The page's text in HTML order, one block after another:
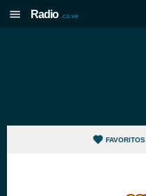
Radio .co.ve
FAVORITOS